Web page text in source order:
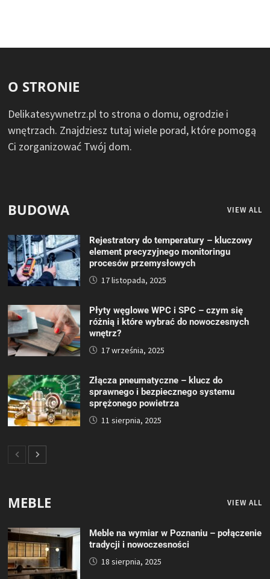
O STRONIE
Delikatesywnetrz.pl to strona o domu, ogrodzie i
wnętrzach. Znajdziesz tutaj wiele porad, które pomogą
Ci zorganizować Twój dom.
BUDOWA VIEW ALL
Rejestratory do temperatury – kluczowy
element precyzyjnego monitoringu
procesów przemysłowych
17 listopada, 2025
Płyty węglowe WPC i SPC – czym się
różnią i które wybrać do nowoczesnych
wnętrz?
17 września, 2025
Złącza pneumatyczne – klucz do
sprawnego i bezpiecznego systemu
sprężonego powietrza
11 sierpnia, 2025
MEBLE VIEW ALL
Meble na wymiar w Poznaniu – połączenie
tradycji i nowoczesności
18 sierpnia, 2025